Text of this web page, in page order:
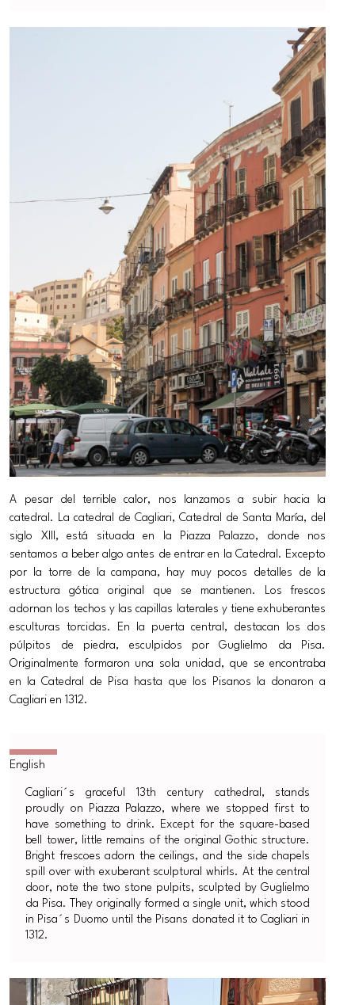
A pesar del terrible calor, nos lanzamos a subir hacia la
catedral. La catedral de Cagliari, Catedral de Santa María, del
siglo XIII, está situada en la Piazza Palazzo, donde nos
sentamos a beber algo antes de entrar en la Catedral. Excepto
por la torre de la campana, hay muy pocos detalles de la
estructura gótica original que se mantienen. Los frescos
adornan los techos y las capillas laterales y tiene exhuberantes
esculturas torcidas. En la puerta central, destacan los dos
púlpitos de piedra, esculpidos por Guglielmo da Pisa.
Originalmente formaron una sola unidad, que se encontraba
en la Catedral de Pisa hasta que los Pisanos la donaron a
Cagliari en 1312.
Cagliari´s graceful 13th century cathedral, stands
proudly on Piazza Palazzo, where we stopped first to
have something to drink. Except for the square-based
bell tower, little remains of the original Gothic structure.
Bright frescoes adorn the ceilings, and the side chapels
spill over with exuberant sculptural whirls. At the central
door, note the two stone pulpits, sculpted by Guglielmo
da Pisa. They originally formed a single unit, which stood
in Pisa´s Duomo until the Pisans donated it to Cagliari in
1312.